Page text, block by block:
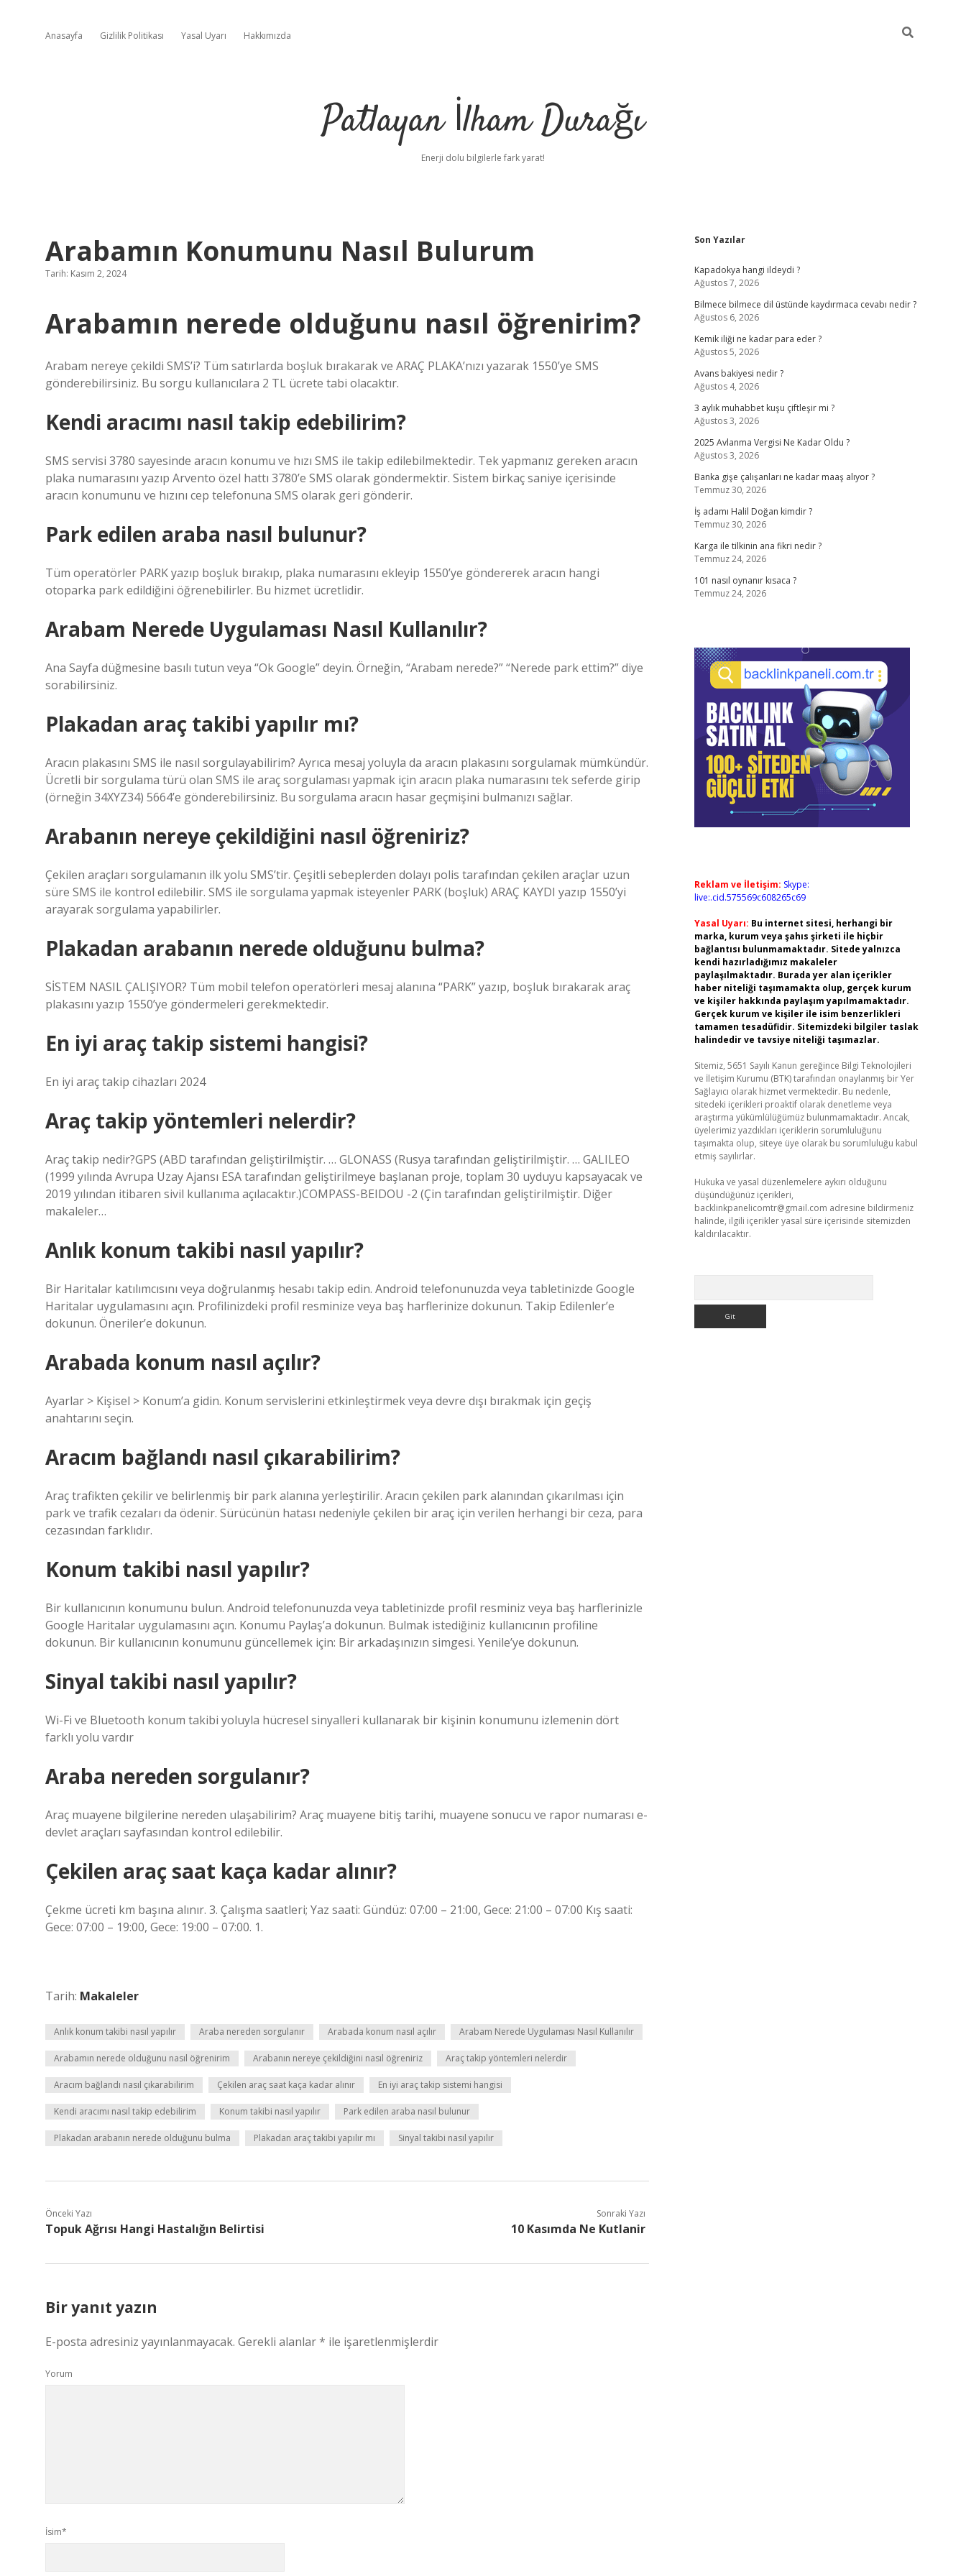
Anasayfa Gizlilik Politikası Yasal Uyarı Hakkımızda
Patlayan İlham Durağı
Enerji dolu bilgilerle fark yarat!
Arabamın Konumunu Nasıl Bulurum
Tarih: Kasım 2, 2024
Arabamın nerede olduğunu nasıl öğrenirim?
Arabam nereye çekildi SMS’i? Tüm satırlarda boşluk bırakarak ve ARAÇ PLAKA’nızı yazarak 1550’ye SMS
gönderebilirsiniz. Bu sorgu kullanıcılara 2 TL ücrete tabi olacaktır.
Kendi aracımı nasıl takip edebilirim?
SMS servisi 3780 sayesinde aracın konumu ve hızı SMS ile takip edilebilmektedir. Tek yapmanız gereken aracın
plaka numarasını yazıp Arvento özel hattı 3780’e SMS olarak göndermektir. Sistem birkaç saniye içerisinde
aracın konumunu ve hızını cep telefonuna SMS olarak geri gönderir.
Park edilen araba nasıl bulunur?
Tüm operatörler PARK yazıp boşluk bırakıp, plaka numarasını ekleyip 1550’ye göndererek aracın hangi
otoparka park edildiğini öğrenebilirler. Bu hizmet ücretlidir.
Arabam Nerede Uygulaması Nasıl Kullanılır?
Ana Sayfa düğmesine basılı tutun veya “Ok Google” deyin. Örneğin, “Arabam nerede?” “Nerede park ettim?” diye
sorabilirsiniz.
Plakadan araç takibi yapılır mı?
Aracın plakasını SMS ile nasıl sorgulayabilirim? Ayrıca mesaj yoluyla da aracın plakasını sorgulamak mümkündür.
Ücretli bir sorgulama türü olan SMS ile araç sorgulaması yapmak için aracın plaka numarasını tek seferde girip
(örneğin 34XYZ34) 5664’e gönderebilirsiniz. Bu sorgulama aracın hasar geçmişini bulmanızı sağlar.
Arabanın nereye çekildiğini nasıl öğreniriz?
Çekilen araçları sorgulamanın ilk yolu SMS’tir. Çeşitli sebeplerden dolayı polis tarafından çekilen araçlar uzun
süre SMS ile kontrol edilebilir. SMS ile sorgulama yapmak isteyenler PARK (boşluk) ARAÇ KAYDI yazıp 1550’yi
arayarak sorgulama yapabilirler.
Plakadan arabanın nerede olduğunu bulma?
SİSTEM NASIL ÇALIŞIYOR? Tüm mobil telefon operatörleri mesaj alanına “PARK” yazıp, boşluk bırakarak araç
plakasını yazıp 1550’ye göndermeleri gerekmektedir.
En iyi araç takip sistemi hangisi?
En iyi araç takip cihazları 2024
Araç takip yöntemleri nelerdir?
Araç takip nedir?GPS (ABD tarafından geliştirilmiştir. … GLONASS (Rusya tarafından geliştirilmiştir. … GALILEO
(1999 yılında Avrupa Uzay Ajansı ESA tarafından geliştirilmeye başlanan proje, toplam 30 uyduyu kapsayacak ve
2019 yılından itibaren sivil kullanıma açılacaktır.)COMPASS-BEIDOU -2 (Çin tarafından geliştirilmiştir. Diğer
makaleler…
Anlık konum takibi nasıl yapılır?
Bir Haritalar katılımcısını veya doğrulanmış hesabı takip edin. Android telefonunuzda veya tabletinizde Google
Haritalar uygulamasını açın. Profilinizdeki profil resminize veya baş harflerinize dokunun. Takip Edilenler’e
dokunun. Öneriler’e dokunun.
Arabada konum nasıl açılır?
Ayarlar > Kişisel > Konum’a gidin. Konum servislerini etkinleştirmek veya devre dışı bırakmak için geçiş
anahtarını seçin.
Aracım bağlandı nasıl çıkarabilirim?
Araç trafikten çekilir ve belirlenmiş bir park alanına yerleştirilir. Aracın çekilen park alanından çıkarılması için
park ve trafik cezaları da ödenir. Sürücünün hatası nedeniyle çekilen bir araç için verilen herhangi bir ceza, para
cezasından farklıdır.
Konum takibi nasıl yapılır?
Bir kullanıcının konumunu bulun. Android telefonunuzda veya tabletinizde profil resminiz veya baş harflerinizle
Google Haritalar uygulamasını açın. Konumu Paylaş’a dokunun. Bulmak istediğiniz kullanıcının profiline
dokunun. Bir kullanıcının konumunu güncellemek için: Bir arkadaşınızın simgesi. Yenile’ye dokunun.
Sinyal takibi nasıl yapılır?
Wi-Fi ve Bluetooth konum takibi yoluyla hücresel sinyalleri kullanarak bir kişinin konumunu izlemenin dört
farklı yolu vardır
Araba nereden sorgulanır?
Araç muayene bilgilerine nereden ulaşabilirim? Araç muayene bitiş tarihi, muayene sonucu ve rapor numarası e-
devlet araçları sayfasından kontrol edilebilir.
Çekilen araç saat kaça kadar alınır?
Çekme ücreti km başına alınır. 3. Çalışma saatleri; Yaz saati: Gündüz: 07:00 – 21:00, Gece: 21:00 – 07:00 Kış saati:
Gece: 07:00 – 19:00, Gece: 19:00 – 07:00. 1.
Tarih: Makaleler
Anlık konum takibi nasıl yapılır Araba nereden sorgulanır Arabada konum nasıl açılır Arabam Nerede Uygulaması Nasıl Kullanılır
Arabamın nerede olduğunu nasıl öğrenirim Arabanın nereye çekildiğini nasıl öğreniriz Araç takip yöntemleri nelerdir
Aracım bağlandı nasıl çıkarabilirim Çekilen araç saat kaça kadar alınır En iyi araç takip sistemi hangisi
Kendi aracımı nasıl takip edebilirim Konum takibi nasıl yapılır Park edilen araba nasıl bulunur
Plakadan arabanın nerede olduğunu bulma Plakadan araç takibi yapılır mı Sinyal takibi nasıl yapılır
Önceki Yazı
Topuk Ağrısı Hangi Hastalığın Belirtisi
Sonraki Yazı
10 Kasımda Ne Kutlanir
Bir yanıt yazın
E-posta adresiniz yayınlanmayacak. Gerekli alanlar* ile işaretlenmişlerdir
Yorum
İsim*
Sidebar
Son Yazılar
Kapadokya hangi ildeydi ?
Ağustos 7, 2026
Bilmece bilmece dil üstünde kaydırmaca cevabı nedir ?
Ağustos 6, 2026
Kemik iliği ne kadar para eder ?
Ağustos 5, 2026
Avans bakiyesi nedir ?
Ağustos 4, 2026
3 aylık muhabbet kuşu çiftleşir mi ?
Ağustos 3, 2026
2025 Avlanma Vergisi Ne Kadar Oldu ?
Ağustos 3, 2026
Banka gişe çalışanları ne kadar maaş alıyor ?
Temmuz 30, 2026
İş adamı Halil Doğan kimdir ?
Temmuz 30, 2026
Karga ile tilkinin ana fikri nedir ?
Temmuz 24, 2026
101 nasıl oynanır kısaca ?
Temmuz 24, 2026
Reklam ve İletişim: Skype:
live:.cid.575569c608265c69
Yasal Uyarı: Bu internet sitesi, herhangi bir
marka, kurum veya şahıs şirketi ile hiçbir
bağlantısı bulunmamaktadır. Sitede yalnızca
kendi hazırladığımız makaleler
paylaşılmaktadır. Burada yer alan içerikler
haber niteliği taşımamakta olup, gerçek kurum
ve kişiler hakkında paylaşım yapılmamaktadır.
Gerçek kurum ve kişiler ile isim benzerlikleri
tamamen tesadüfidir. Sitemizdeki bilgiler taslak
halindedir ve tavsiye niteliği taşımazlar.
Sitemiz, 5651 Sayılı Kanun gereğince Bilgi Teknolojileri
ve İletişim Kurumu (BTK) tarafından onaylanmış bir Yer
Sağlayıcı olarak hizmet vermektedir. Bu nedenle,
sitedeki içerikleri proaktif olarak denetleme veya
araştırma yükümlülüğümüz bulunmamaktadır. Ancak,
üyelerimiz yazdıkları içeriklerin sorumluluğunu
taşımakta olup, siteye üye olarak bu sorumluluğu kabul
etmiş sayılırlar.
Hukuka ve yasal düzenlemelere aykırı olduğunu
düşündüğünüz içerikleri,
backlinkpanelicomtr@gmail.com adresine bildirmeniz
halinde, ilgili içerikler yasal süre içerisinde sitemizden
kaldırılacaktır.